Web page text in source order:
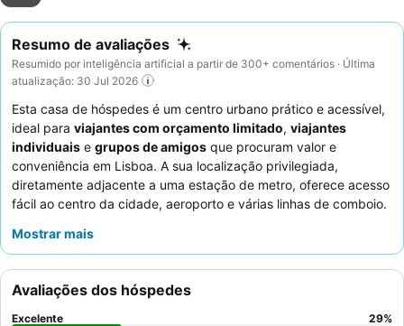
Resumo de avaliações
Resumido por inteligência artificial a partir de 300+ comentários · Última
atualização: 30 Jul 2026
Esta casa de hóspedes é um centro urbano prático e acessível,
ideal para viajantes com orçamento limitado, viajantes
individuais e grupos de amigos que procuram valor e
conveniência em Lisboa. A sua localização privilegiada,
diretamente adjacente a uma estação de metro, oferece acesso
fácil ao centro da cidade, aeroporto e várias linhas de comboio.
água quente, uma comodidade muito apreciada. Os hóspedes
abundância de restaurantes nepaleses e locais económicos nas
proximidades. Para uma experiência mais tranquila, considere
solicitar um quarto que não esteja virado para as áreas comuns.
Mostrar mais
Avaliações dos hóspedes
Excelente 29%